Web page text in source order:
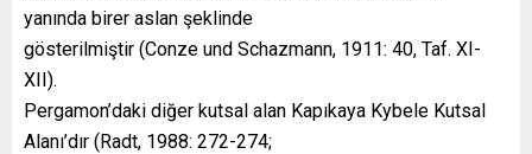
yanında birer aslan şeklinde
gösterilmiştir (Conze und Schazmann, 1911: 40, Taf. XI-
XII).
Pergamon’daki diğer kutsal alan Kapıkaya Kybele Kutsal
Alanı’dır (Radt, 1988: 272-274;